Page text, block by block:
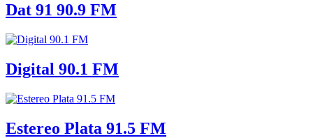
Dat 91 90.9 FM
Digital 90.1 FM
Estereo Plata 91.5 FM